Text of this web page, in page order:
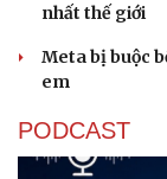
nhất thế giới
Meta bị buộc
em
PODCAST